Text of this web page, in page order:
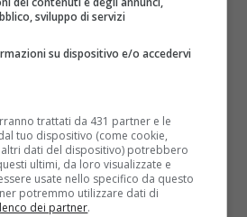
prossimo eliminato bisognerà
sviluppo di servizi
su dispositivo e/o accedervi
trattati da 431 partner e le
tuo dispositivo (come cookie,
dati del dispositivo) potrebbero
ultimi, da loro visualizzate e
usate nello specifico da questo
potremmo utilizzare dati di
dei partner.